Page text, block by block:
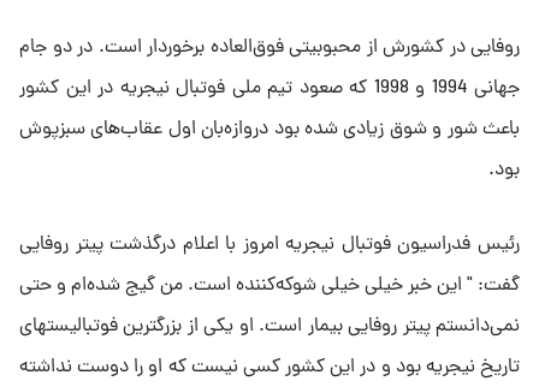
روفایی در کشورش از محبوبیتی فوق‌العاده برخوردار است. در دو جام
‌جهانی 1994 و 1998 که صعود تیم ملی فوتبال نیجریه در این کشور
‌باعث شور و شوق زیادی شده بود دروازه‌بان اول عقاب‌های سبزپوش
‌بود. ‌
رئیس فدراسیون فوتبال نیجریه امروز با اعلام درگذشت پیتر روفایی
‌گفت: " این خبر خیلی خیلی شوکه‌کننده است. من گیج شده‌ام و ‌حتی
نمی‌دانستم پیتر روفایی بیمار است. او یکی از بزرگترین ‌فوتبالیستهای
تاریخ نیجریه بود و در این کشور کسی نیست که او را ‌دوست نداشته